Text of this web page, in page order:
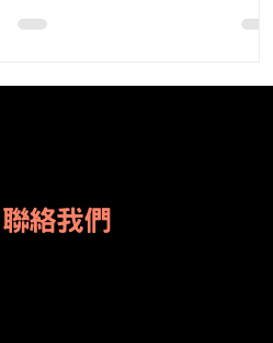
片，至今已經超過六年。這張相片
相片，介紹夜行性動物如何在黑
絡我們